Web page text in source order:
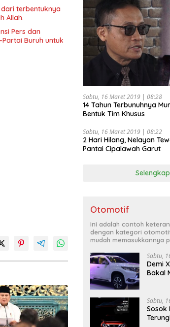
dari terbentuknya
Allah.
Pers dan
Buruh untuk
Sabtu, 16 Maret 2019 | 08:28
14 Tahun Terbunuhnya
Bentuk Tim Khusus
Sabtu, 16 Maret 2019 | 08:22
2 Hari Hilang, Nelayan
Pantai Cipalawah Garut
Otomotif
Ini adalah contoh
dengan kategori
mudah memasukkannya
Sabtu,
Demi
Bakal
Sabtu,
Sosok